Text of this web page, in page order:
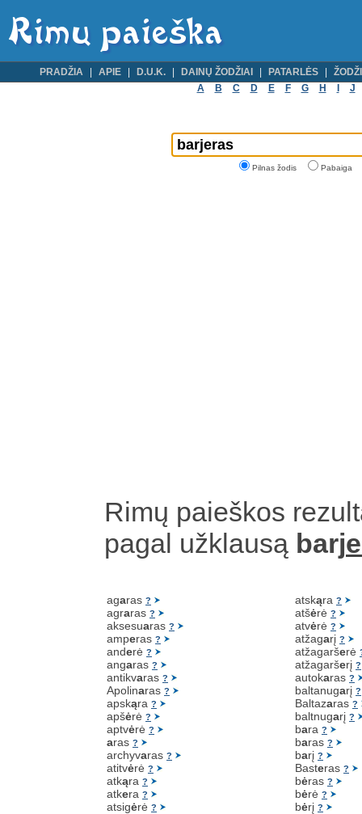
PRADŽIA APIE D.U.K. DAINŲ ŽODŽIAI PATARLĖS
A
B C D E F G H J
Pilnas žodis Pabaiga
Rimų paieškos
pagal užklausą barj
agaras ?
agraras ?
aksesuaras ?
amperas ?
anderė ?
angaras ?
antikvaras ?
Apolinaras ?
apskąra ?
apšėrė ?
aptvėrė ?
aras ?
archyvaras ?
atitvėrė ?
atkąra ?
atkera ?
atsigėrė ?
atskąra ?
atšėrė ?
atvėrė ?
atžagarį ?
atžagaršerė
atžagaršerį ?
autokaras ?
baltanugarį ?
Baltazaras ?
baltnugarį ?
bara ?
baras ?
barį ?
Basteras ?
bėras ?
bėrė ?
bėrį ?